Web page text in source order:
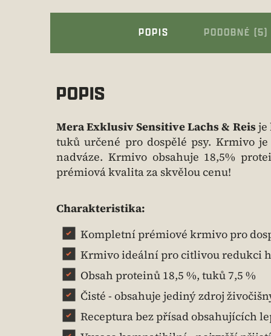
POPIS PODOBNÉ (5)
POPIS
Mera Exklusiv Sensitive Lachs & Reis je
tuků určené pro dospělé psy. Krmivo
nadváze. Krmivo obsahuje 18,5%
prémiová kvalita za skvělou cenu!
Charakteristika:
Kompletní prémiové krmivo pro
Krmivo ideální pro citlivou redukci
Obsah proteinů 18,5 %, tuků 7,5 %
Čisté - obsahuje jediný zdroj
Receptura bez přísad obsahujících